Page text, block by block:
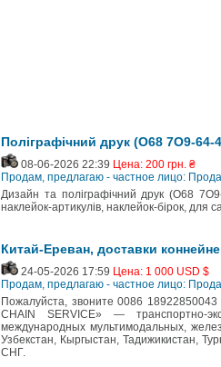
Поліграфічний друк (О68 7О9-64-
08-06-2026 22:39 Цена: 200 грн. ₴
Продам, предлагаю - частное лицо:
Дизайн та поліграфічний друк (О68
наклейок-артикулів, наклейок-бірок, для
Китай-Ереван, доставки
24-05-2026 17:59 Цена: 1 000 USD $
Продам, предлагаю - частное лицо:
Пожалуйста, звоните 0086
CHAIN SERVICE» — транспортно-
международных мультимодальных,
Узбекстан, Кыргыстан, Тадижикистан,
СНГ.